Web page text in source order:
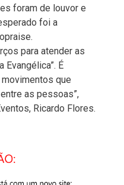
foram de louvor e
foi a
para atender as
Evangélica”. É
que
as pessoas”,
Ricardo Flores.